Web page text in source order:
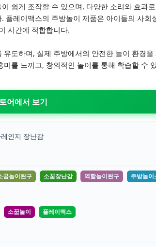
쉽게 조작할 수 있으며, 다양한 소리와 효과
플레이맥스의 주방놀이 제품은 아이들의 사회
시간에 적합합니다.
도하며, 실제 주방에서의 안전한 놀이 환경을
를 느끼고, 창의적인 놀이를 통해 학습할 수
어에서 보기
인지 장난감
꿉놀이완구 소꿉장난감 역할놀이완구
주방놀이
소꿉놀이 플레이맥스